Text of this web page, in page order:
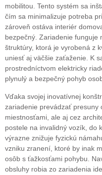
mobilitou. Tento systém sa
čím sa minimalizuje potreba
zároveň ostáva interiér
bezpečný. Zariadenie funguje
štruktúry, ktorá je vyrobená z
uniesť aj väčšie zaťaženie. K
prostredníctvom elektricky
plynulý a bezpečný pohyb
Vďaka svojej inovatívnej
zariadenie prevádzať presuny
miestnosťami, ale aj cez
postele na invalidný vozík, do
výrazne znižuje fyzickú
vzniku zranení, ktoré by inak
osôb s ťažkosťami pohybu.
obsluhy robia zo zariadenia